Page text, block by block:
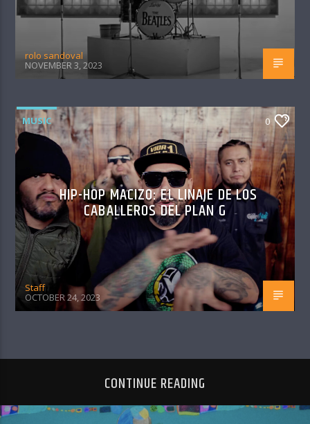
rolo sandoval
NOVEMBER 3, 2023
MUSIC 0
HIP-HOP MACIZO: EL LINAJE DE LOS
CABALLEROS DEL PLAN G
Staff
OCTOBER 24, 2023
CONTINUE READING